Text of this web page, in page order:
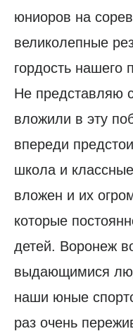
юниоров на
великолепные
гордость нашего
Не представляю
вложили в эту
впереди
школа и
вложен и их
которые
детей. Воронеж
выдающимися
наши юные
раз очень